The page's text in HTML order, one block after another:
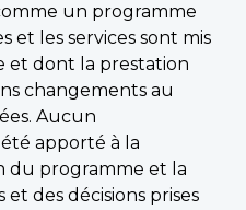
un programme
et les services sont mis
et dont la prestation
changements au
Aucun
apporté à la
du programme et la
des décisions prises